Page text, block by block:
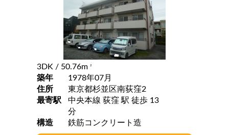
3DK / 50.76m 2
築年
1978年07月
住所
東京都杉並区南荻窪2
最寄駅
中央本線 荻窪 駅 徒歩 13
分
構造
鉄筋コンクリート造